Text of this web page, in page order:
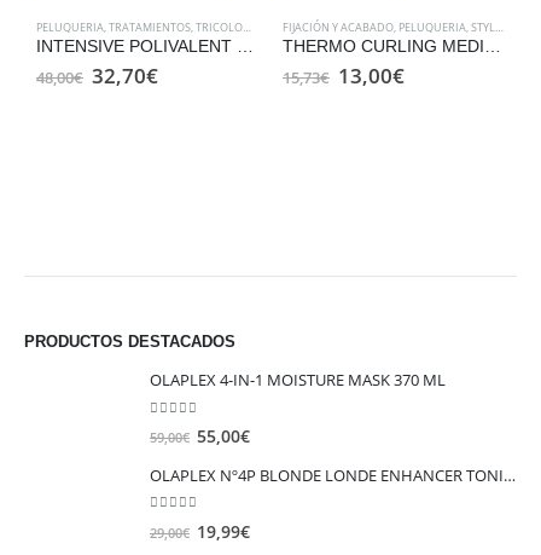
PELUQUERIA,TRATAMIENTOS,TRICOLOGÍA
48,00€ El
precio
32,70€El
precio
FIJACIÓN Y ACABADO, PELUQUERIA,STYLING
15,73€ El
precio
13,00€El
precio
PRODUCTOS DESTACADOS
OLAPLEX 4-IN-1 MOISTURE MASK 370 ML
59,00€ El
original
59,00€.
55,00€El
actual
55,00€.
OLAPLEX Nº4P BLONDE LONDE ENHANCER TONING SHAMPOO 250ML
29,00€ El
19,99€El